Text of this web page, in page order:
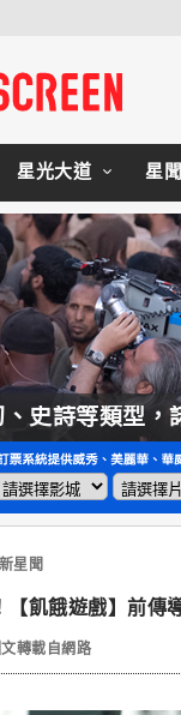
星光大道 星
史詩等類型，
星聞
【飢餓遊戲】前傳
轉載自網路